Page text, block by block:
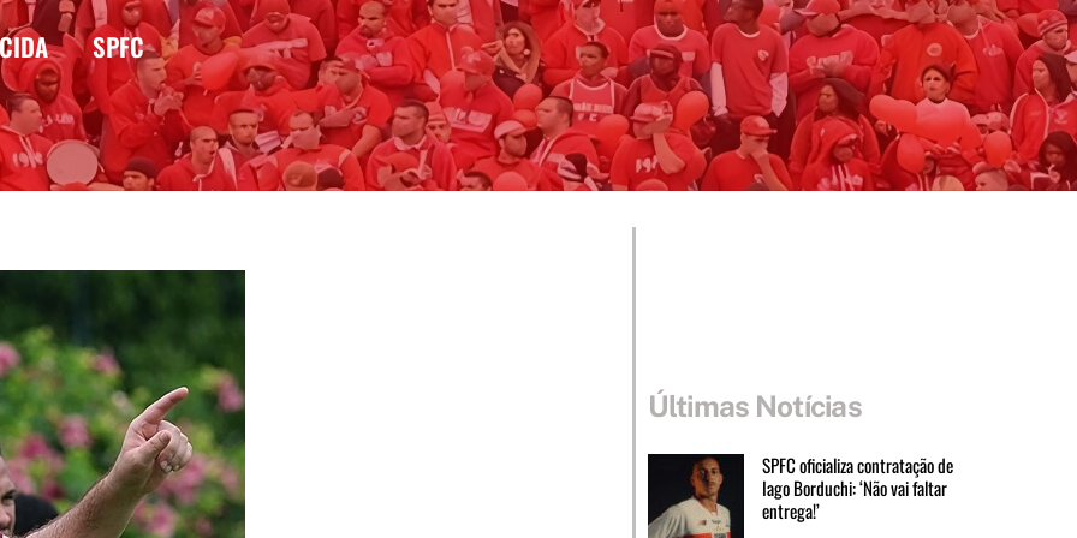
SPFC
Últimas Notícias
SPFC oficializa contratação de
Iago Borduchi: ‘Não vai faltar
entrega!’